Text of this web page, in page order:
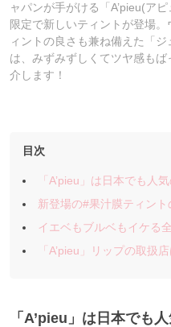
ャパンが手がける「A’pieu(ア
限定で新しいティントが登場
ィントの良さも兼ね備えた「ジ
は、みずみずしくてツヤ感も
介します！
目次
「A’pieu」は日本でも人
新登場の#果汁膜ティント
イエベもブルベもイケる
「A’pieu」リップの取扱
「A’pieu」は日本でも